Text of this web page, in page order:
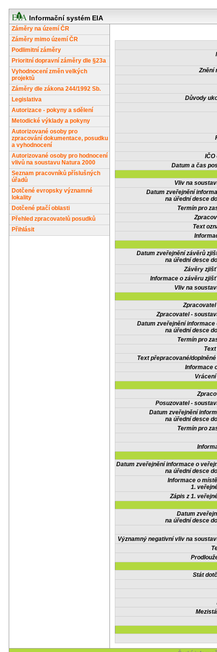
Informační systém EIA
Záměry na území ČR
Záměry mimo území ČR
Podlimitní záměry
Prioritní dopravní záměry dle §23a
Vyhodnocení změn velkých
projektů
Záměry dle zákona 244/1992 Sb.
Legislativa
Autorizace - pokyny a sdělení
Metodické výklady a pokyny
Autorizované osoby pro
zpracování dokumentace, posudku
a vyhodnocení
Autorizované osoby pro hodnocení
vlivů na soustavu Natura 2000
Seznam pracovníků příslušných
úřadů
Dotčené evropsky významné
lokality
Dotčené ptačí oblasti
Přehled zpracovatelů posudků
Přihlásit
Znění
Důvody
IČO
Datum a čas
Vliv na
Datum zveřejnění
na úřední desce
Termín pro
Text
Datum zveřejnění závěrů
na úřední desce
Závěry
Informace o závěru
Vliv na
Zpracovatel -
Datum zveřejnění informace
na úřední desce
Termín pro
Text přepracované/
Informace
Posuzovatel -
Datum zveřejnění
na úřední desce
Termín pro
Datum zveřejnění informace o
na úřední desce
Informace o
1.
Zápis z 1.
Datum
na úřední desce
Významný negativní vliv na
Stát